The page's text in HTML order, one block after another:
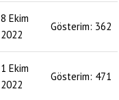
8 Ekim
2022
Gösterim: 362
1 Ekim
2022
Gösterim: 471